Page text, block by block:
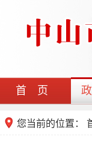
首 页
您当前的位置：